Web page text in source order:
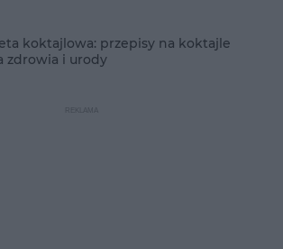
koktajlowa: przepisy na koktajle
zdrowia i urody